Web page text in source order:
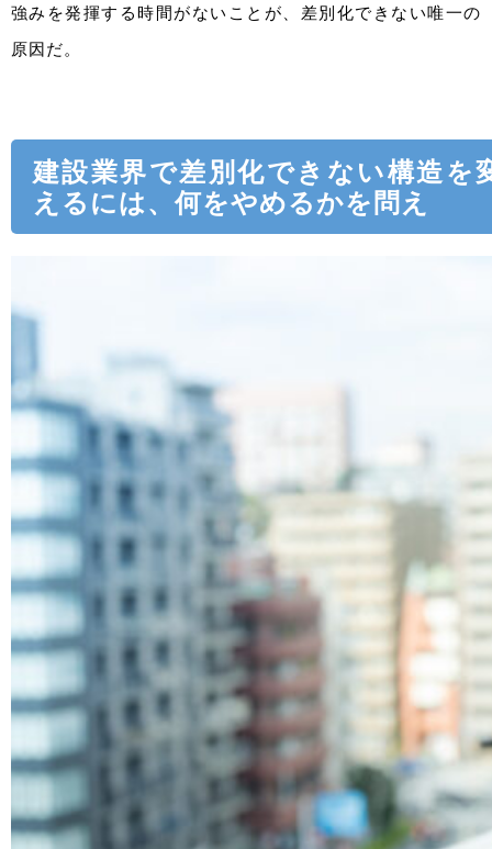
強みを発揮する時間がないことが、差別化できない唯一の
原因だ。
建設業界で差別化できない構造を
えるには、何をやめるかを問え